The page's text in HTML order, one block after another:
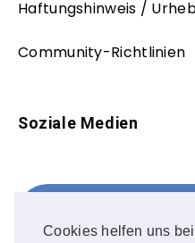
Cookies helfen uns
Haftungshinweis /
Community-Richtlinien
Soziale Medien
FOLLOW ME!